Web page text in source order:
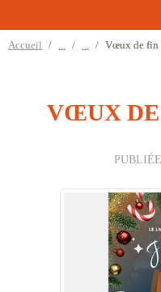
Accueil Vœux de fin
VŒUX DE